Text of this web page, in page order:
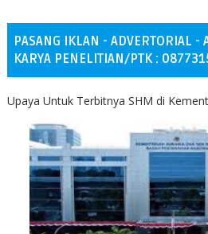
PASANG IKLAN - ADVERTORIAL
KARYA PENELITIAN/PTK :
Upaya Untuk Terbitnya SHM di